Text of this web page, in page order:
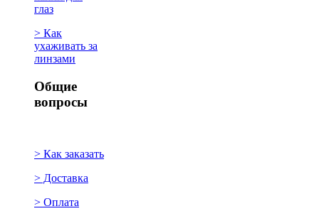
глаз
> Как
ухаживать за
линзами
Общие
вопросы
> Как заказать
> Доставка
> Оплата